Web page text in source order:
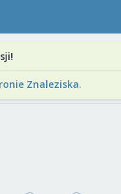
Znaleziska.